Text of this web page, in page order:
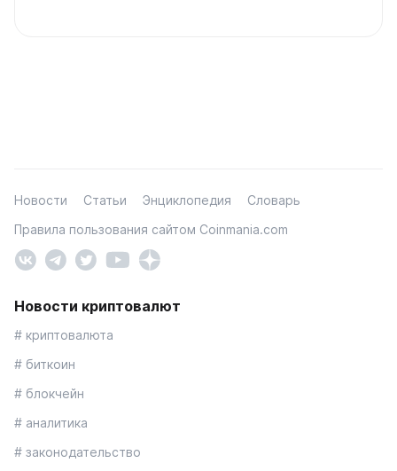
Новости Статьи Энциклопедия
Словарь
Правила пользования сайтом Coinmania.com
Новости криптовалют
# криптовалюта
# биткоин
# блокчейн
# аналитика
# законодательство